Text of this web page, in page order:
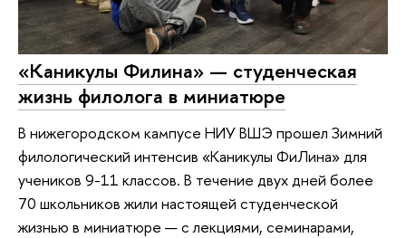
«Каникулы Филина» — студенческая
жизнь филолога в миниатюре
В нижегородском кампусе НИУ ВШЭ прошел Зимний
филологический интенсив «Каникулы ФиЛина» для
учеников 9-11 классов. В течение двух дней более
70 школьников жили настоящей студенческой
жизнью в миниатюре — с лекциями, семинарами,